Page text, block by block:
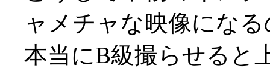
ャメチャな映像にな
本当にB級撮らせると